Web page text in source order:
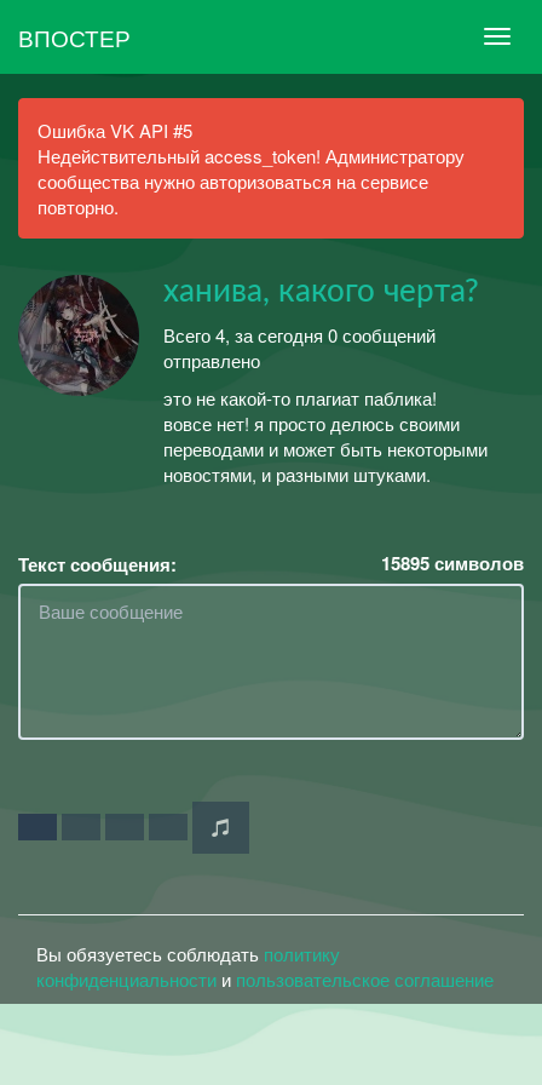
ВПОСТЕР
Ошибка VK API #5
Недействительный access_token! Администратору
сообщества нужно авторизоваться на сервисе
повторно.
ханива, какого черта?
Всего 4, за сегодня 0 сообщений
отправлено
это не какой-то плагиат паблика!
вовсе нет! я просто делюсь своими
переводами и может быть некоторыми
новостями, и разными штуками.
Текст сообщения: 15895символов
Вы обязуетесь соблюдать политику
конфиденциальности и пользовательское соглашение